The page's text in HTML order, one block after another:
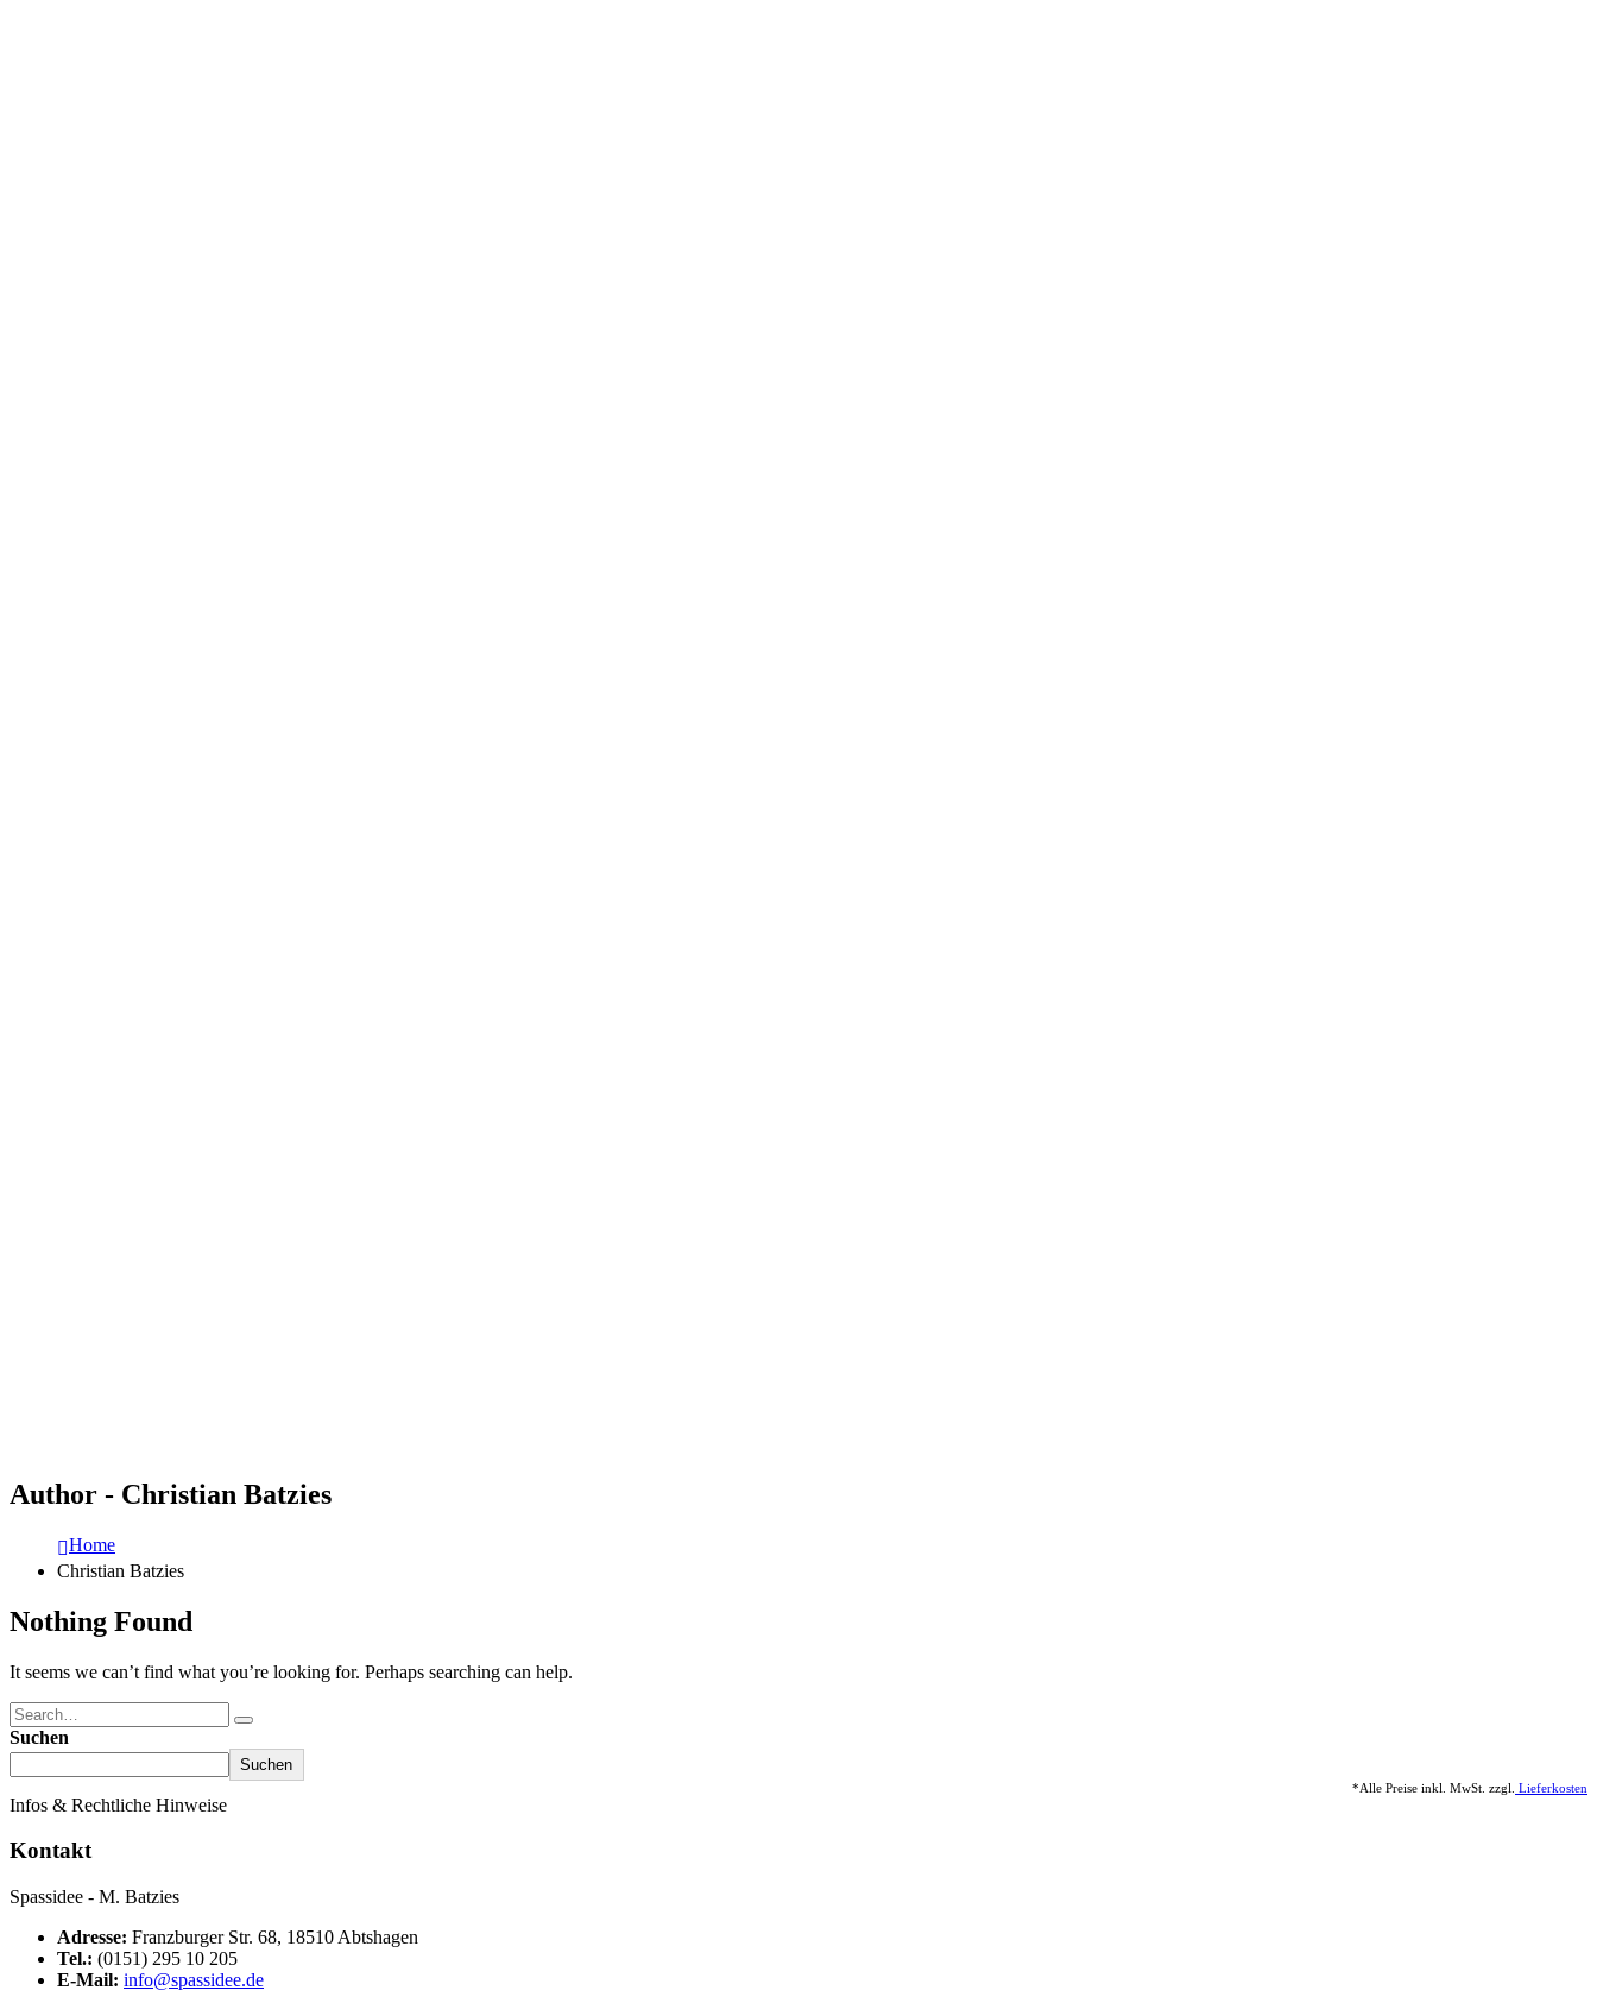
Author - Christian Batzies
Home
Christian Batzies
Nothing Found
It seems we can’t find what you’re looking for. Perhaps searching can help.
Suchen
Suchen
*Alle Preise inkl. MwSt. zzgl. Lieferkosten
Infos & Rechtliche Hinweise
Kontakt
Spassidee - M. Batzies
Adresse: Franzburger Str. 68, 18510 Abtshagen
Tel.: (0151) 295 10 205
E-Mail: info@spassidee.de